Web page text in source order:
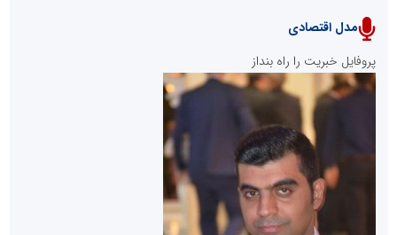
پایگاه خبری نهضت ملی مسکن
سازمان بورس و اوراق بهادار
مرجع اخبار موثق در بازارسرمایه
مدل اقتصادی
پروفایل خبریت را راه بنداز